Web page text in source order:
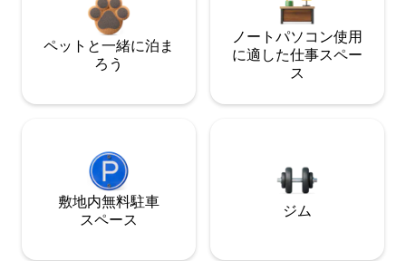
ペットと一緒に泊ま
ろう
ノートパソコン使用
に適した仕事スペー
ス
敷地内無料駐⁠車
ス⁠ペ⁠ー⁠ス
ジム